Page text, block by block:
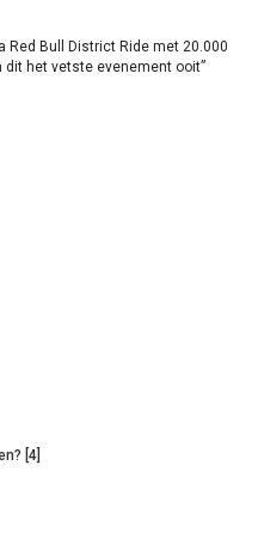
Bull District Ride met 20.000
dit het vetste evenement ooit”
[4]